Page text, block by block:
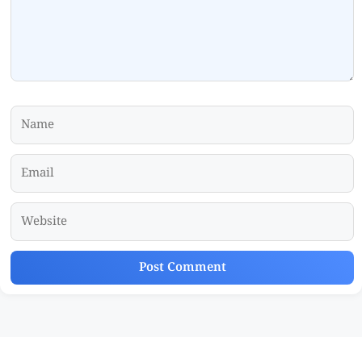
Name
Email
Website